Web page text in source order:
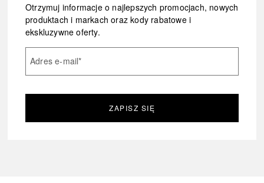
Otrzymuj informacje o najlepszych promocjach, nowych
produktach i markach oraz kody rabatowe i
ekskluzywne oferty.
Adres e-mail*
ZAPISZ SIĘ